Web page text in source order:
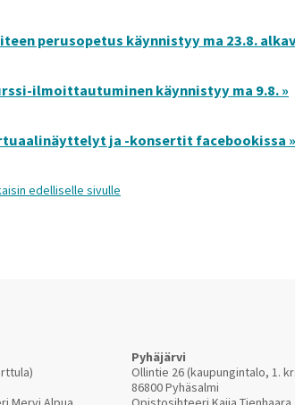
perusopetus käynnistyy ma 23.8.
ilmoittautuminen käynnistyy ma 9.8. »
ja -konsertit facebookissa »
edelliselle sivulle
Pyhäjärvi
Ollintie 26 (kaupungintalo, 1.
86800 Pyhäsalmi